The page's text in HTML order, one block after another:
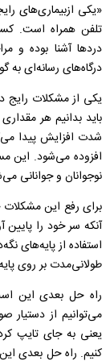
«یکی ازبیماری‌های
تلفن همراه است.
دردها آشنا بوده و
درگاه‌های رسانه‌ای به
یکی از مشکلات رایج
باید بدانیم هر
افزوده می‌شود. این
نوجوانان و جوانانی
برای رفع این
آنکه سر خود را پایین
استفاده از پایه‌های
طولانی‌مدت بر روی
راه حل بعدی این
می‌توانیم از دستیار
یعنی به جای تایپ
کنیم. راه حل بعدی